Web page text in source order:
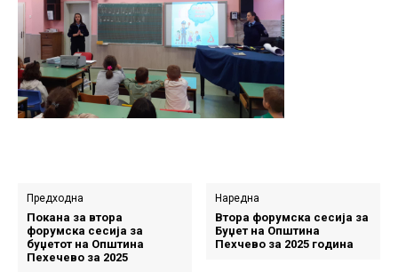
Предходна
Покана за втора
форумска сесија за
буџетот на Општина
Пехечево за 2025
Наредна
Втора форумска сесија за
Буџет на Општина
Пехчево за 2025 година